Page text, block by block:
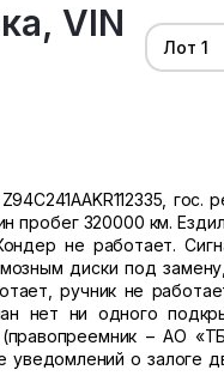
VIN
Лот 1
гос.
пробег 320000 км.
не работает.
диски под
ручник не
нет ни одного
– АО
уведомлений о залоге